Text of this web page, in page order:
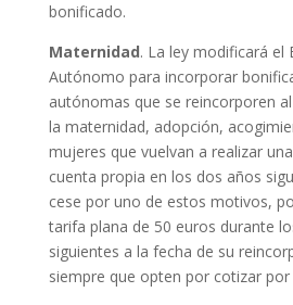
bonificado.
Maternidad. La ley modificará el
Autónomo para incorporar
autónomas que se reincorporen
la maternidad, adopción,
mujeres que vuelvan a realizar
cuenta propia en los dos años
cese por uno de estos motivos,
tarifa plana de 50 euros durante
siguientes a la fecha de su
siempre que opten por cotizar por